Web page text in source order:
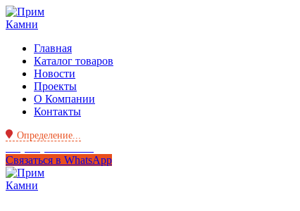
Главная
Каталог товаров
Новости
Проекты
О Компании
Контакты
Определение...
Связаться в WhatsApp